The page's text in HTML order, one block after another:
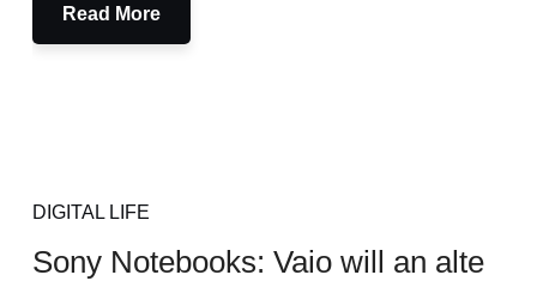
Read More
DIGITAL LIFE
Sony Notebooks: Vaio will an alte